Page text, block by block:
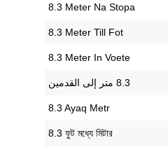
‎8.3 Meter Na Stopa
‎8.3 Meter Till Fot
‎8.3 Meter In Voete
‎8.3 Ayaq Metr
‎8.3 ফুট মধ্যে মিটার